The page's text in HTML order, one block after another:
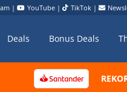
| YouTube | TikTok |
Deals Bonus Deals